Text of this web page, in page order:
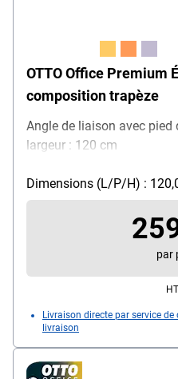
OTTO Office Premium
composition trapèze
Angle de liaison avec pied
largeur : 120 cm
Dimensions (L/P/H) :
par
Livraison directe par service
livraison